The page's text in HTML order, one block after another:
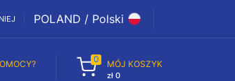
POLAND / Polski
0 MÓJ KOSZYK
zł 0